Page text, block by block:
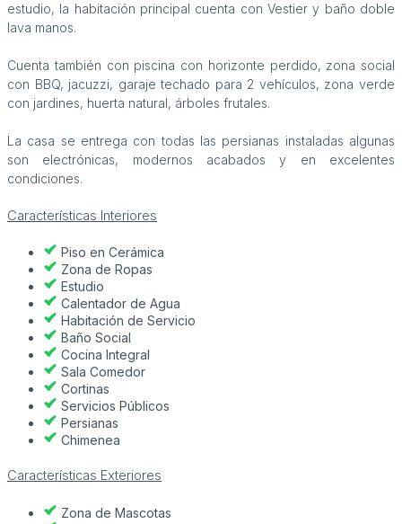
estudio, la habitación principal cuenta con Vestier y baño doble
lava manos.
Cuenta también con piscina con horizonte perdido, zona social
con BBQ, jacuzzi, garaje techado para 2 vehículos, zona verde
con jardines, huerta natural, árboles frutales.
La casa se entrega con todas las persianas instaladas algunas
son electrónicas, modernos acabados y en excelentes
condiciones.
Características Interiores
Piso en Cerámica
Zona de Ropas
Estudio
Calentador de Agua
Habitación de Servicio
Baño Social
Cocina Integral
Sala Comedor
Cortinas
Servicios Públicos
Persianas
Chimenea
Características Exteriores
Zona de Mascotas